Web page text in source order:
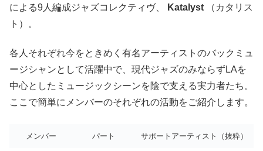
による9人編成ジャズコレクティヴ、
Katalyst （カタリス
ト）。
各人それぞれ今をときめく有名アーティストのバックミュ
ージシャンとして活躍中で、現代ジャズのみならずLAを
中心としたミュージックシーンを陰で支える実力者たち。
ここで簡単にメンバーのそれぞれの活動をご紹介します。
メンバー パート サポートアーティスト（抜粋）